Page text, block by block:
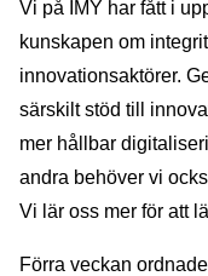
Vi på IMY har fått i
kunskapen om
innovationsaktörer.
särskilt stöd till
mer hållbar
andra behöver vi
Vi lär oss mer för att
Förra veckan